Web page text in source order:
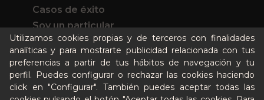
Utilizamos cookies propias y de terceros con finalidades
analíticas y para mostrarte publicidad relacionada con tus
preferencias a partir de tus hábitos de navegación y tu
perfil. Puedes configurar o rechazar las cookies haciendo
click en "Configurar". También puedes aceptar todas las
Casos de éxito
Soy un particular
Quién es Peter
Recursos / Blog
Cultura